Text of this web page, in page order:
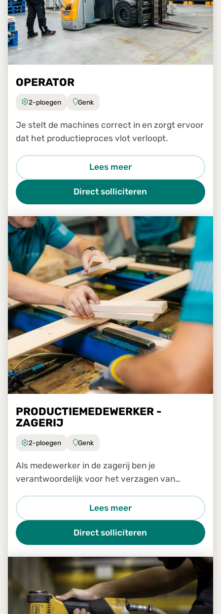
OPERATOR
2-ploegen Genk
Je stelt de machines correct in en zorgt ervoor
dat het productieproces vlot verloopt.
Lees meer
Direct solliciteren
PRODUCTIEMEDEWERKER -
ZAGERIJ
2-ploegen Genk
Als medewerker in de zagerij ben je
verantwoordelijk voor het verzagen van
en specificaties
Lees meer
Direct solliciteren